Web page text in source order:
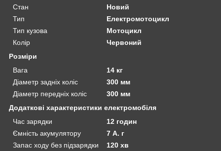
Стан
Новий
Тип
Електромотоцикл
Тип кузова
Мотоцикл
Колір
Червоний
Розміри
Вага
14 кг
Діаметр задніх коліс
300 мм
Діаметр передніх коліс
300 мм
Додаткові характеристики електромобіля
Час зарядки
12 годин
Ємність акумулятору
7 А. г
Запас ходу без підзарядки
120 хв